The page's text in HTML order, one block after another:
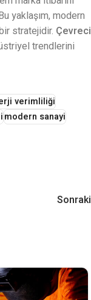
yaklaşım, modern
stratejidir. Çevreci
trendlerini
verimliliği
modern sanayi
Sonraki